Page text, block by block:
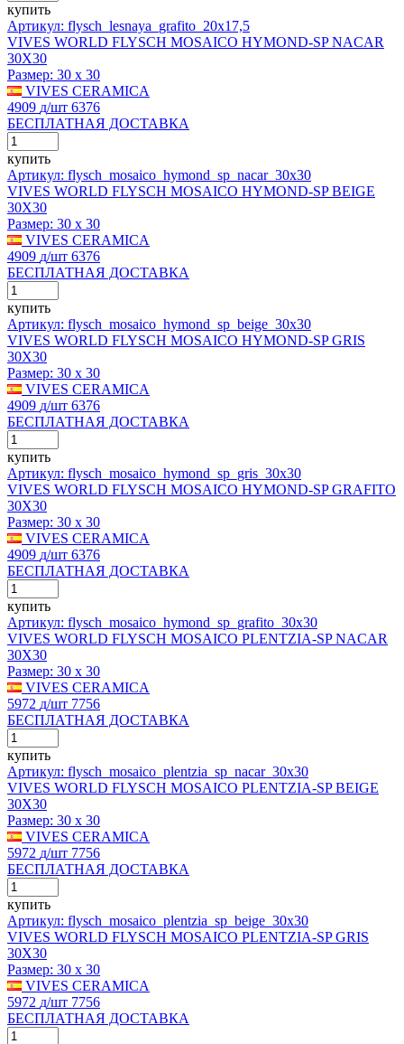
купить
Артикул: flysch_lesnaya_grafito_20x17,5
VIVES WORLD FLYSCH MOSAICO HYMOND-SP NACAR
30X30
Размер: 30 x 30
VIVES CERAMICA
4909 д/шт 6376
БЕСПЛАТНАЯ ДОСТАВКА
купить
Артикул: flysch_mosaico_hymond_sp_nacar_30x30
VIVES WORLD FLYSCH MOSAICO HYMOND-SP BEIGE
30X30
Размер: 30 x 30
VIVES CERAMICA
4909 д/шт 6376
БЕСПЛАТНАЯ ДОСТАВКА
купить
Артикул: flysch_mosaico_hymond_sp_beige_30x30
VIVES WORLD FLYSCH MOSAICO HYMOND-SP GRIS
30X30
Размер: 30 x 30
VIVES CERAMICA
4909 д/шт 6376
БЕСПЛАТНАЯ ДОСТАВКА
купить
Артикул: flysch_mosaico_hymond_sp_gris_30x30
VIVES WORLD FLYSCH MOSAICO HYMOND-SP GRAFITO
30X30
Размер: 30 x 30
VIVES CERAMICA
4909 д/шт 6376
БЕСПЛАТНАЯ ДОСТАВКА
купить
Артикул: flysch_mosaico_hymond_sp_grafito_30x30
VIVES WORLD FLYSCH MOSAICO PLENTZIA-SP NACAR
30X30
Размер: 30 x 30
VIVES CERAMICA
5972 д/шт 7756
БЕСПЛАТНАЯ ДОСТАВКА
купить
Артикул: flysch_mosaico_plentzia_sp_nacar_30x30
VIVES WORLD FLYSCH MOSAICO PLENTZIA-SP BEIGE
30X30
Размер: 30 x 30
VIVES CERAMICA
5972 д/шт 7756
БЕСПЛАТНАЯ ДОСТАВКА
купить
Артикул: flysch_mosaico_plentzia_sp_beige_30x30
VIVES WORLD FLYSCH MOSAICO PLENTZIA-SP GRIS
30X30
Размер: 30 x 30
VIVES CERAMICA
5972 д/шт 7756
БЕСПЛАТНАЯ ДОСТАВКА